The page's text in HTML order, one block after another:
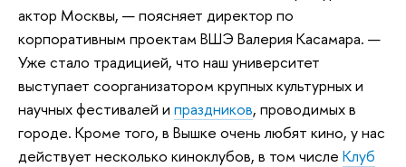
актор Москвы, — поясняет директор по
корпоративным проектам ВШЭ Валерия Касамара. —
Уже стало традицией, что наш университет
выступает соорганизатором крупных культурных и
научных фестивалей и праздников, проводимых в
городе. Кроме того, в Вышке очень любят кино, у нас
действует несколько киноклубов, в том числе Клуб